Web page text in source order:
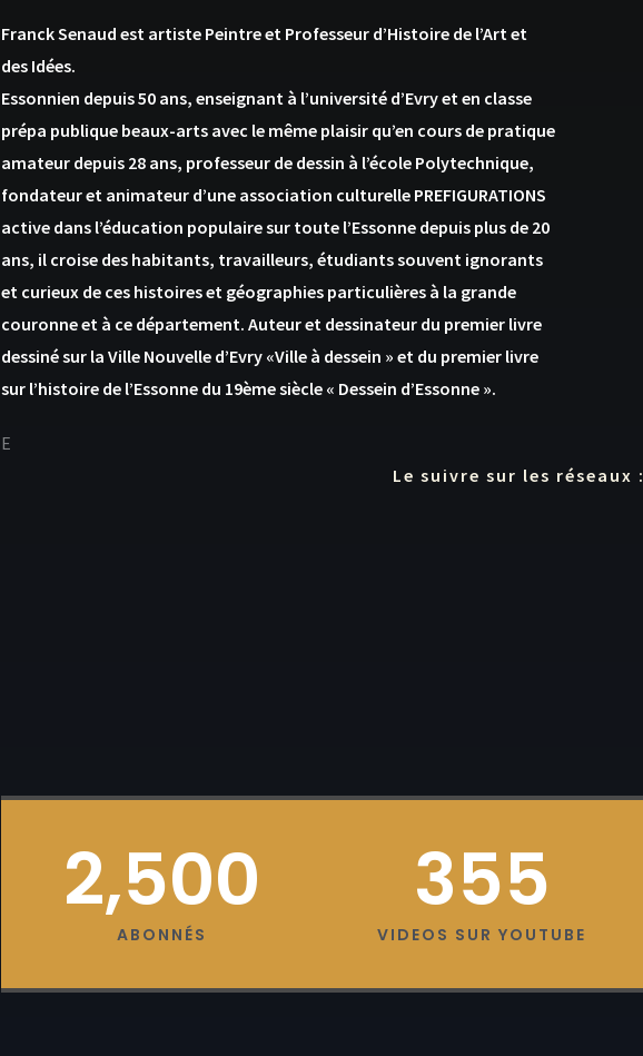
Franck Senaud est artiste Peintre et Professeur d’Histoire de l’Art et
des Idées.
Essonnien depuis 50 ans, enseignant à l’université d’Evry et en classe
prépa publique beaux-arts avec le même plaisir qu’en cours de pratique
amateur depuis 28 ans, professeur de dessin à l’école Polytechnique,
fondateur et animateur d’une association culturelle PREFIGURATIONS
active dans l’éducation populaire sur toute l’Essonne depuis plus de 20
ans, il croise des habitants, travailleurs, étudiants souvent ignorants
et curieux de ces histoires et géographies particulières à la grande
couronne et à ce département. Auteur et dessinateur du premier livre
dessiné sur la Ville Nouvelle d’Evry «Ville à dessein » et du premier livre
sur l’histoire de l’Essonne du 19ème siècle « Dessein d’Essonne ».
E
Le suivre sur les réseaux :
2,500
ABONNÉS
355
VIDEOS SUR YOUTUBE